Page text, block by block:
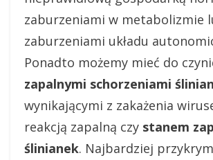
zaburzeniami w metabolizmie
zaburzeniami układu
Ponadto możemy mieć do
zapalnymi schorzeniami
wynikającymi z zakażenia
reakcją zapalną czy stanem
ślinianek. Najbardziej